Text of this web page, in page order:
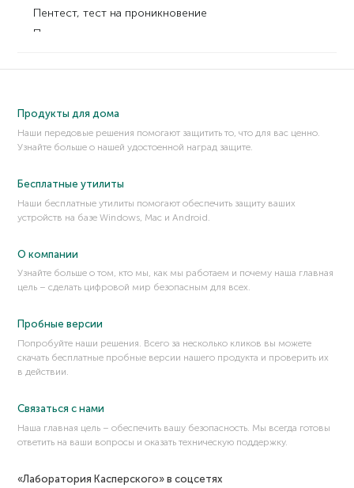
Пентест, тест на проникновение
Пентестер
Перехват TCP/IP (TCP/IP hijacking)
Перехват функции (хукинг)
Плагин
ПО с открытым исходным кодом
Поведенческий анализ
Поверхность атаки
Подмена DLL (DLL hijacking)
Подмена DNS (DNS spoofing)
Подмена MAC-адреса (MAC spoofing)
Подстановка учетных данных
Поисковый робот
Полезная нагрузка (payload)
Продукты для дома
Наши передовые решения помогают защитить то, что для вас ценно.
Узнайте больше о нашей удостоенной наград защите.
Бесплатные утилиты
Наши бесплатные утилиты помогают обеспечить защиту ваших
устройств на базе Windows, Mac и Android.
О компании
Узнайте больше о том, кто мы, как мы работаем и почему наша главная
цель – сделать цифровой мир безопасным для всех.
Пробные версии
Попробуйте наши решения. Всего за несколько кликов вы можете
скачать бесплатные пробные версии нашего продукта и проверить их
в действии.
Связаться с нами
Наша главная цель – обеспечить вашу безопасность. Мы всегда готовы
ответить на ваши вопросы и оказать техническую поддержку.
«Лаборатория Касперского» в соцсетях